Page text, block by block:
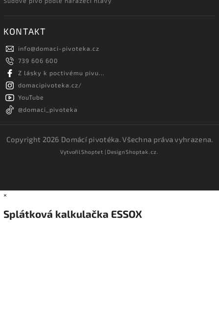
KONTAKT
info@domaci-pivoteka.cz
739 606 600
Z lásky k poctivému pivu...
domacipivoteka.cz/
YouTube
@domaci_pivoteka
Copyright 2026 Domácí pivotéka. Všechna práva vyhrazena.
VytvořilShoptet | DesignShoptak.cz.
×
Splátková kalkulačka ESSOX